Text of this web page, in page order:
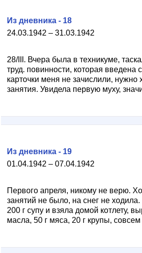
24.03.1942 – 31.03.1942
Из дневника - 18
28/III. Вчера была в техникуме,
труд. повинности, которая введена
карточки меня не зачислили, нужно
занятия. Увидела первую муху,
01.04.1942 – 07.04.1942
Из дневника - 19
Первого апреля, никому не верю.
занятий не было, на снег не
200 г супу и взяла домой котлету,
масла, 50 г мяса, 20 г крупы,